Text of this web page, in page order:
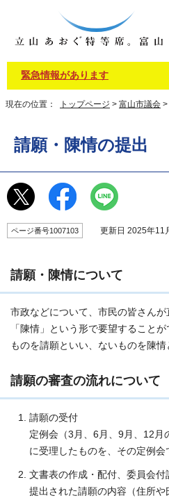
緊急情報があります
現在の位置： トップページ > 富山市議会 >
請願・陳情の提出
ページ番号1007103 更新日 2025年11
請願・陳情について
市政などについて、市民の皆さんが
「陳情」という形で要望すること
ものを請願といい、ないものを陳情
請願の審査の流れについて
請願の受付
定例会（3月、6月、9月、12月
に受理したものを、その定例会
文書表の作成・配付、委員会付
提出された請願の内容（住所